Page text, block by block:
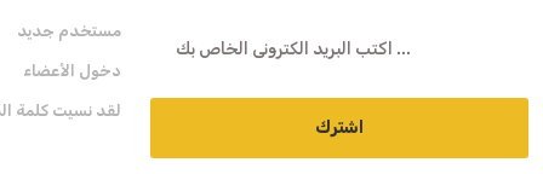
مستخدم جديد
دخول الأعضاء
لقد نسيت كلمة
اشترك